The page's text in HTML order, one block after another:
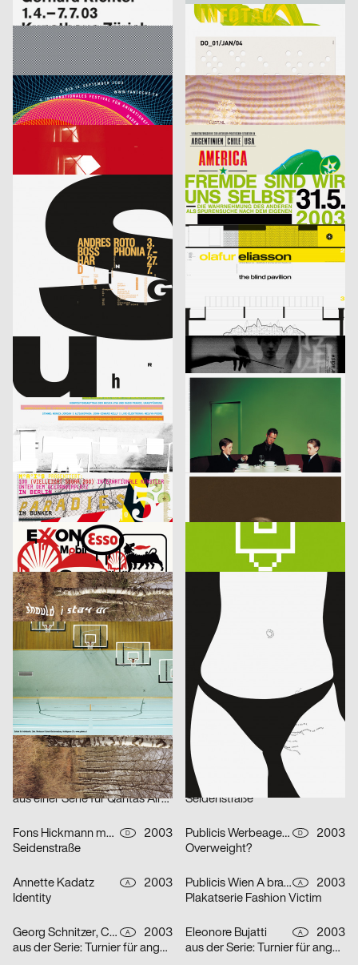
Richter
Infotag
labor b – Netzwerk für Gestaltung D
2003
Focus Award 2003 – Ausschreibung
designliga
2003
Veranstaltungsplakat Sylvester
Bringolf Irion Vögeli CH
2003
Fantoche 03
Sascha Brossmann, Heike Grebin, Matthias Hübner, Johanna Leuner D
2003
Von Fall zu Fall: lust.nl
blotto design tarzanundjane
America, Amerikkka
cyan (Daniela Haufe + Detlef Fiedler) D
2003
fremde sind wir uns selbst – ein interreligiöser dialog
cyan (Daniela Haufe + Detlef Fiedler) D
2003
20 Jahre Freunde guter Musik
cyan (Daniela Haufe + Detlef Fiedler) D
2003
cyan (Daniela Haufe + Detlef Fiedler) D
2003
better days
blotto design
2003
hesign D
2003
An Estranged Paradise
lmn
Musica Viva Konzert 26.02.2003
Marion Blomeyer
2003
Gedächtnisbilder
2003
Die Toten
HardCase Design D
2003
Paradies No. 5
Franz Scholz D
2003
je besser man lebt…
11 Designer für Deutschland
Fons Hickmann m23 D
2003
Should i stay or should i go
2003
Kleidersammlung
2003
Leistungsgruppe Sport
2003
U-Boot
2003
Young and Social
2003
Die Würze im Leben
Fons Hickmann m23 D
2003
Steur Fotografieie
Publicis Wien A brand of Publicis Group Austria A
Freies Lernen
Publicis Werbeagentur GmbH D
2003
aus einer Serie für Qantas Airways Limited: one-way
Seidenstraße
Fons Hickmann m23 D
2003
Seidenstraße
Publicis Werbeagentur GmbH D
2003
Overweight?
Annette Kadatz A
2003
Identity
Publicis Wien A brand of Publicis Group Austria A
2003
Plakatserie Fashion Victim
Georg Schnitzer, Christoph Priglinger, Oliver Laric A
2003
aus der Serie: Turnier für angewandten Fussball 3
Eleonore Bujatti A
2003
aus der Serie: Turnier für angewandten Fussball 3